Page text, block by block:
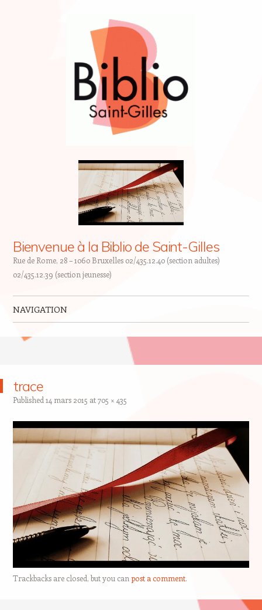
Bienvenue à la Biblio de Saint-Gilles
Rue de Rome, 28 – 1060 Bruxelles 02/435.12.40 (section adultes)
02/435.12.39 (section jeunesse)
NAVIGATION
trace
Published 14 mars 2015 at705 × 435
Trackbacks are closed, but you can post a comment.